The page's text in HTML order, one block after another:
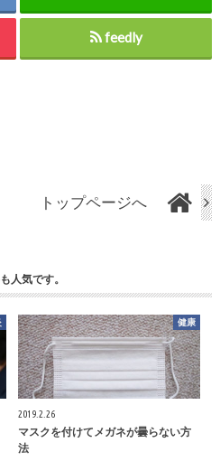
feedly
トップページへ
人気です。
健康
2019.2.26
マスクを付けてメガネが曇らない方
法